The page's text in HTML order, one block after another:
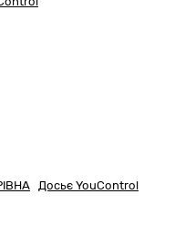
Досьє YouControl